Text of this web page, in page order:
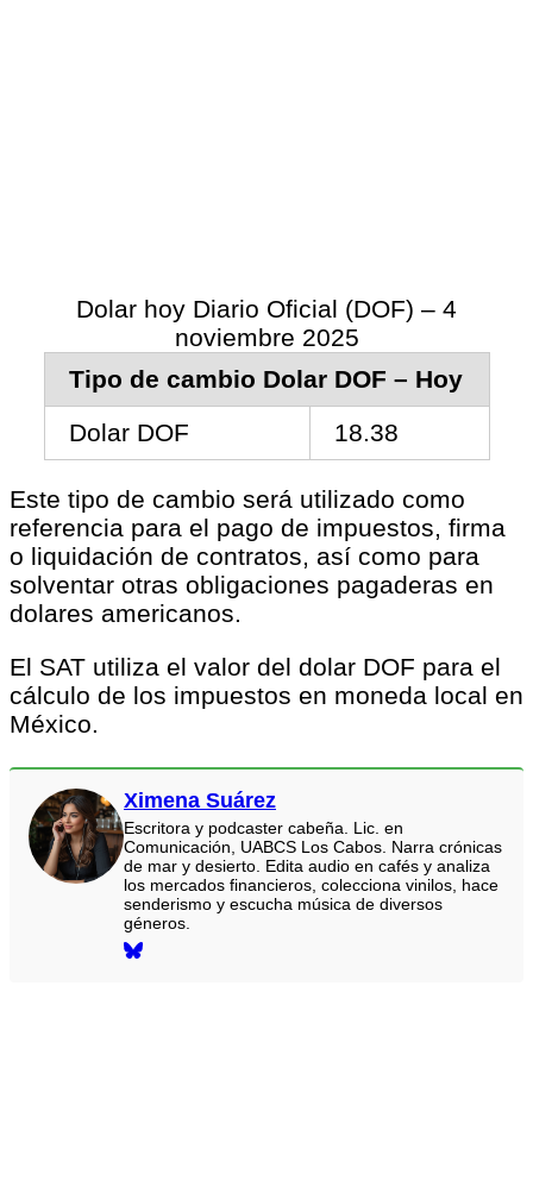
Dolar hoy Diario Oficial (DOF) – 4
noviembre 2025
Tipo de cambio Dolar DOF – Hoy
Dolar DOF
18.38
Este tipo de cambio será utilizado como
referencia para el pago de impuestos, firma
o liquidación de contratos, así como para
solventar otras obligaciones pagaderas en
dolares americanos.
El SAT utiliza el valor del dolar DOF para el
cálculo de los impuestos en moneda local en
México.
Ximena Suárez
Escritora y podcaster cabeña. Lic. en
Comunicación, UABCS Los Cabos. Narra crónicas
de mar y desierto. Edita audio en cafés y analiza
los mercados financieros, colecciona vinilos, hace
senderismo y escucha música de diversos
géneros.